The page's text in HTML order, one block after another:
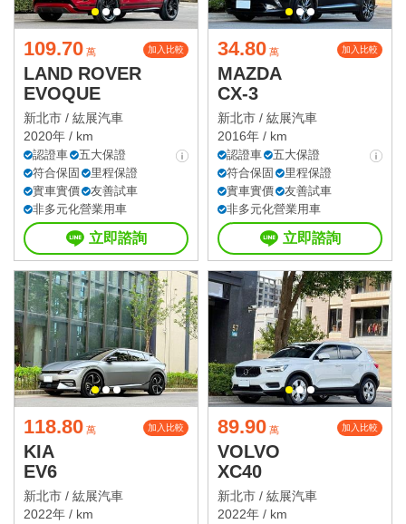
109.70 萬 加入比較
LAND ROVER
EVOQUE
新北市 / 紘展汽車
2020年 / km
認證車
五大保證
符合保固
里程保證
實車實價
友善試車
非多元化營業用車
立即諮詢
34.80 萬 加入比較
MAZDA
CX-3
新北市 / 紘展汽車
2016年 / km
認證車
五大保證
符合保固
里程保證
實車實價
友善試車
非多元化營業用車
立即諮詢
118.80 萬 加入比較
KIA
EV6
新北市 / 紘展汽車
2022年 / km
89.90 萬 加入比較
VOLVO
XC40
新北市 / 紘展汽車
2022年 / km